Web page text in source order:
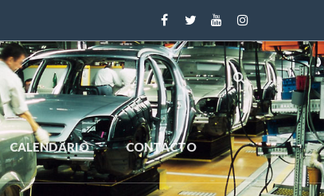
CALENDARIO CONTACTO